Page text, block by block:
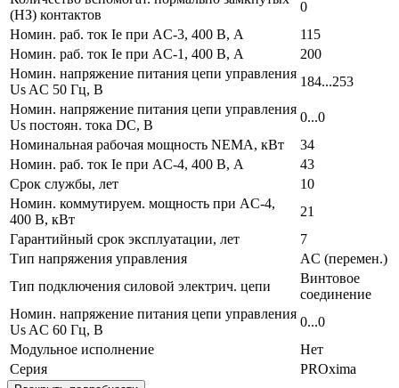
(НЗ) контактов
0
Номин. раб. ток Ie при AC-3, 400 В, А
115
Номин. раб. ток Ie при AC-1, 400 В, А
200
Номин. напряжение питания цепи управления
Us AC 50 Гц, В
184...253
Номин. напряжение питания цепи управления
Us постоян. тока DC, В
0...0
Номинальная рабочая мощность NEMA, кВт
34
Номин. раб. ток Ie при AC-4, 400 В, А
43
Срок службы, лет
10
Номин. коммутируем. мощность при AC-4,
400 В, кВт
21
Гарантийный срок эксплуатации, лет
7
Тип напряжения управления
AC (перемен.)
Тип подключения силовой электрич. цепи
Винтовое
соединение
Номин. напряжение питания цепи управления
Us AC 60 Гц, В
0...0
Модульное исполнение
Нет
Серия
PROxima